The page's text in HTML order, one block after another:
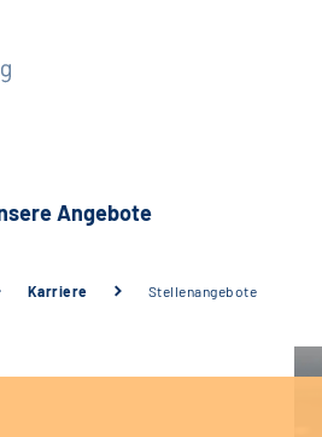
Angebote
Karriere Stellenangebote